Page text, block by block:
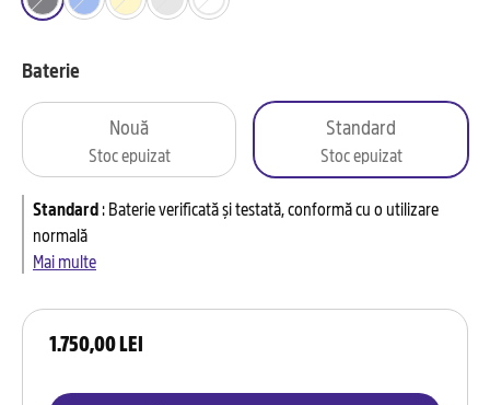
1.750,00 LEI
Baterie
Nouă
Stoc epuizat
Standard
Stoc epuizat
Standard:Baterie verificată și testată, conformă cu o utilizare
normală
Mai multe